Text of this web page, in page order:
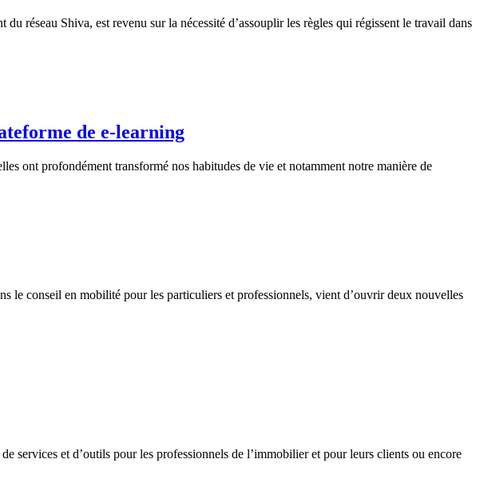
réseau Shiva, est revenu sur la nécessité d’assouplir les règles qui régissent le travail dans
de e-learning
ont profondément transformé nos habitudes de vie et notamment notre manière de
le conseil en mobilité pour les particuliers et professionnels, vient d’ouvrir deux nouvelles
services et d’outils pour les professionnels de l’immobilier et pour leurs clients ou encore